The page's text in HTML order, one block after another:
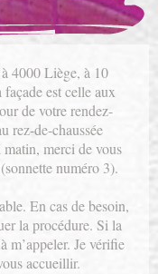
4000 Liège, à 10
est celle aux
de votre rendez-
rez-de-chaussée
merci de vous
numéro 3).
En cas de besoin,
la procédure. Si la
m’appeler. Je vérifie
accueillir.